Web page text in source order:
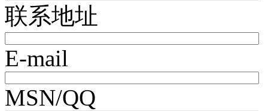
联系地址
E-mail
MSN/QQ